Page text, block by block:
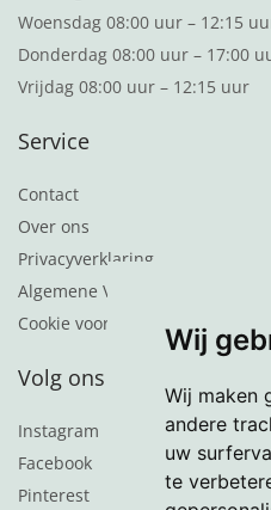
Wij
Wij maken
andere
uw
te
Woensdag 08:00 uur – 12:15
Donderdag 08:00 uur – 17:00
Vrijdag 08:00 uur – 12:15 uur
Service
Contact
Over ons
Privacyverklaring
Algemene Voorwaarden
Cookie voorkeuren
Volg ons
Instagram
Facebook
Pinterest